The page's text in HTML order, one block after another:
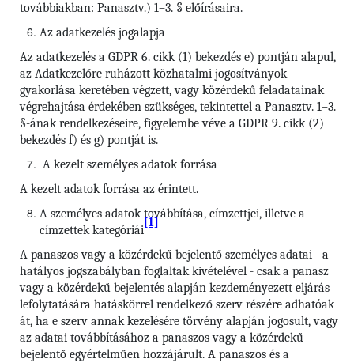
továbbiakban: Panasztv.) 1–3. § előírásaira.
Az adatkezelés jogalapja
Az adatkezelés a GDPR 6. cikk (1) bekezdés e) pontján alapul,
az Adatkezelőre ruházott közhatalmi jogosítványok
gyakorlása keretében végzett, vagy közérdekű feladatainak
végrehajtása érdekében szükséges, tekintettel a Panasztv. 1–3.
§-ának rendelkezéseire, figyelembe véve a GDPR 9. cikk (2)
bekezdés f) és g) pontját is.
A kezelt személyes adatok forrása
A kezelt adatok forrása az érintett.
A személyes adatok továbbítása, címzettjei, illetve a
címzettek kategóriái
[1]
A panaszos vagy a közérdekű bejelentő személyes adatai - a
hatályos jogszabályban foglaltak kivételével - csak a panasz
vagy a közérdekű bejelentés alapján kezdeményezett eljárás
lefolytatására hatáskörrel rendelkező szerv részére adhatóak
át, ha e szerv annak kezelésére törvény alapján jogosult, vagy
az adatai továbbításához a panaszos vagy a közérdekű
bejelentő egyértelműen hozzájárult. A panaszos és a